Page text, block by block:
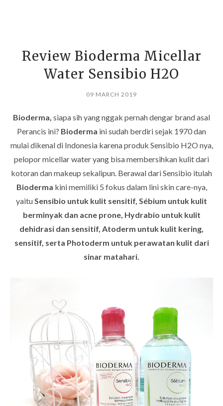
Review Bioderma Micellar
Water Sensibio H2O
09 MARCH 2019
Bioderma, siapa sih yang nggak pernah dengar brand asal
Perancis ini? Bioderma ini sudah berdiri sejak 1970 dan
mulai dikenal di Indonesia karena produk Sensibio H2O nya,
pelopor micellar water yang bisa membersihkan kulit dari
kotoran dan makeup sekalipun. Berawal dari Sensibio itulah
Bioderma kini memiliki 5 fokus dalam lini skin care-nya,
yaituSensibio untuk kulit sensitif, Sébium untuk kulit
berminyak dan acne prone, Hydrabio untuk kulit
dehidrasi dan sensitif, Atoderm untuk kulit kering,
sensitif, serta Photoderm untuk perawatan kulit dari
sinar matahari.